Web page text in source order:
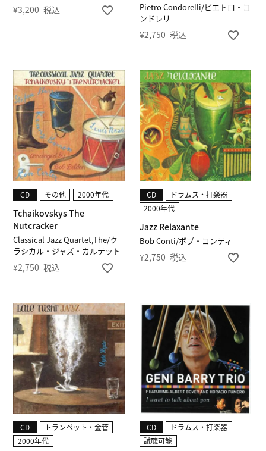
¥3,200 税込
Pietro Condorelli/ピエトロ・コ
ンドレリ
¥2,750 税込
Classical Jazz Quartet,The/ク
ラシカル・ジャズ・カルテット
Tchaikovskys The
Nutcracker
CD その他 2000年代
¥2,750 税込
Bob Conti/ボブ・コンティ
Jazz Relaxante
CD
ドラムス・打楽器
2000年代
¥2,750 税込
CD
トランペット・金管
2000年代
CD
ドラムス・打楽器
試聴可能